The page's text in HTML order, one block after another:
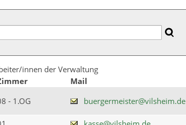
innen der Verwaltung
Mail
- 1.OG buergermeister@vilsheim.de